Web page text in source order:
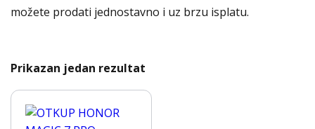
možete prodati jednostavno i uz brzu isplatu.
Prikazan jedan rezultat